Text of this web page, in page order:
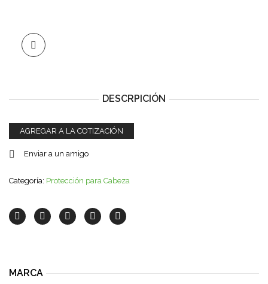
DESCRPICIÓN
AGREGAR A LA COTIZACIÓN
Enviar a un amigo
Categoría: Protección para Cabeza
MARCA